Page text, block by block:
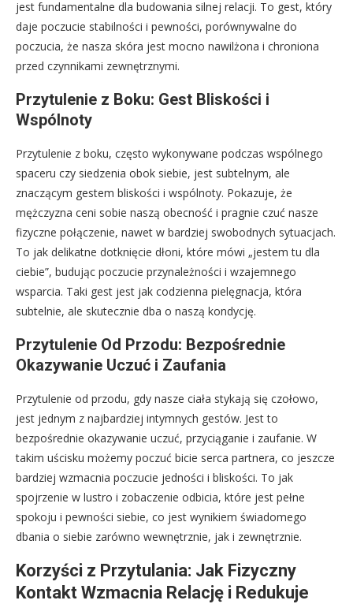
jest fundamentalne dla budowania silnej relacji. To gest, który
daje poczucie stabilności i pewności, porównywalne do
poczucia, że nasza skóra jest mocno nawilżona i chroniona
przed czynnikami zewnętrznymi.
Przytulenie z Boku: Gest Bliskości i
Wspólnoty
Przytulenie z boku, często wykonywane podczas wspólnego
spaceru czy siedzenia obok siebie, jest subtelnym, ale
znaczącym gestem bliskości i wspólnoty. Pokazuje, że
mężczyzna ceni sobie naszą obecność i pragnie czuć nasze
fizyczne połączenie, nawet w bardziej swobodnych sytuacjach.
To jak delikatne dotknięcie dłoni, które mówi „jestem tu dla
ciebie”, budując poczucie przynależności i wzajemnego
wsparcia. Taki gest jest jak codzienna pielęgnacja, która
subtelnie, ale skutecznie dba o naszą kondycję.
Przytulenie Od Przodu: Bezpośrednie
Okazywanie Uczuć i Zaufania
Przytulenie od przodu, gdy nasze ciała stykają się czołowo,
jest jednym z najbardziej intymnych gestów. Jest to
bezpośrednie okazywanie uczuć, przyciąganie i zaufanie. W
takim uścisku możemy poczuć bicie serca partnera, co jeszcze
bardziej wzmacnia poczucie jedności i bliskości. To jak
spojrzenie w lustro i zobaczenie odbicia, które jest pełne
spokoju i pewności siebie, co jest wynikiem świadomego
dbania o siebie zarówno wewnętrznie, jak i zewnętrznie.
Korzyści z Przytulania: Jak Fizyczny
Kontakt Wzmacnia Relację i Redukuje